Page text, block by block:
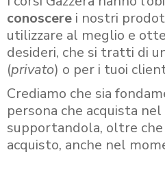
conoscere i nostri
utilizzare al meglio e
desideri, che si tratti di
(privato) o per i tuoi
Crediamo che sia
persona che acquista
supportandola, oltre
acquisto, anche nel